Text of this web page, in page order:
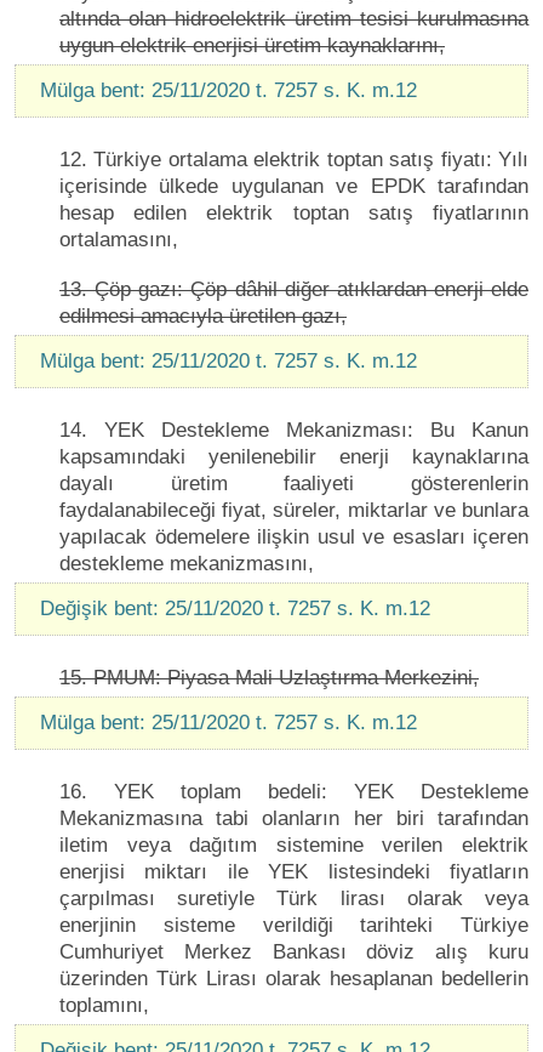
altında olan hidroelektrik üretim tesisi kurulmasına
uygun elektrik enerjisi üretim kaynaklarını,
Mülga bent: 25/11/2020 t. 7257 s. K. m.12
12. Türkiye ortalama elektrik toptan satış fiyatı: Yılı
içerisinde ülkede uygulanan ve EPDK tarafından
hesap edilen elektrik toptan satış fiyatlarının
ortalamasını,
13. Çöp gazı: Çöp dâhil diğer atıklardan enerji elde
edilmesi amacıyla üretilen gazı,
Mülga bent: 25/11/2020 t. 7257 s. K. m.12
14. YEK Destekleme Mekanizması: Bu Kanun
kapsamındaki yenilenebilir enerji kaynaklarına
dayalı üretim faaliyeti gösterenlerin
faydalanabileceği fiyat, süreler, miktarlar ve bunlara
yapılacak ödemelere ilişkin usul ve esasları içeren
destekleme mekanizmasını,
Değişik bent: 25/11/2020 t. 7257 s. K. m.12
15. PMUM: Piyasa Mali Uzlaştırma Merkezini,
Mülga bent: 25/11/2020 t. 7257 s. K. m.12
16. YEK toplam bedeli: YEK Destekleme
Mekanizmasına tabi olanların her biri tarafından
iletim veya dağıtım sistemine verilen elektrik
enerjisi miktarı ile YEK listesindeki fiyatların
çarpılması suretiyle Türk lirası olarak veya
enerjinin sisteme verildiği tarihteki Türkiye
Cumhuriyet Merkez Bankası döviz alış kuru
üzerinden Türk Lirası olarak hesaplanan bedellerin
toplamını,